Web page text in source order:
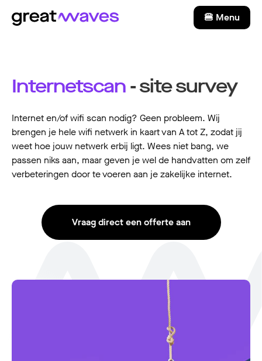
🍔 Menu
Internetscan- site survey
Internet en/of wifi scan nodig? Geen probleem. Wij
brengen je hele wifi netwerk in kaart van A tot Z, zodat jij
weet hoe jouw netwerk erbij ligt. Wees niet bang, we
passen niks aan, maar geven je wel de handvatten om zelf
verbeteringen door te voeren aan je zakelijke internet.
Vraag direct een offerte aan